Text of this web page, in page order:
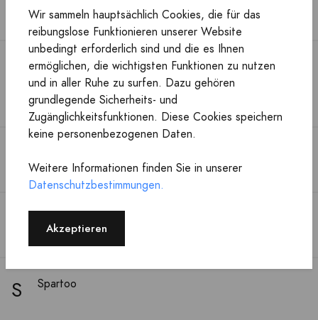
led-fashion
Mastervolt
Medimops
My Theresa
S Spartoo
Wir sammeln hauptsächlich Cookies, die für das
reibungslose Funktionieren unserer Website
unbedingt erforderlich sind und die es Ihnen
ermöglichen, die wichtigsten Funktionen zu nutzen
und in aller Ruhe zu surfen. Dazu gehören
grundlegende Sicherheits- und
Zugänglichkeitsfunktionen. Diese Cookies speichern
keine personenbezogenen Daten.
Weitere Informationen finden Sie in unserer
Datenschutzbestimmungen.
Akzeptieren